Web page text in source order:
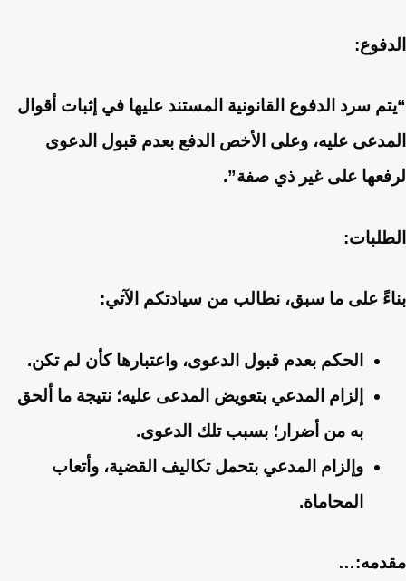
الدفوع:
“يتم سرد الدفوع القانونية المستند عليها في إثبات أقوال
المدعى عليه، وعلى الأخص الدفع بعدم قبول الدعوى
لرفعها على غير ذي صفة”.
الطلبات:
بناءً على ما سبق، نطالب من سيادتكم الآتي:
الحكم بعدم قبول الدعوى، واعتبارها كأن لم تكن.
إلزام المدعي بتعويض المدعى عليه؛ نتيجة ما ألحق
به من أضرار؛ بسبب تلك الدعوى.
وإلزام المدعي بتحمل تكاليف القضية، وأتعاب
المحاماة.
مقدمه:…